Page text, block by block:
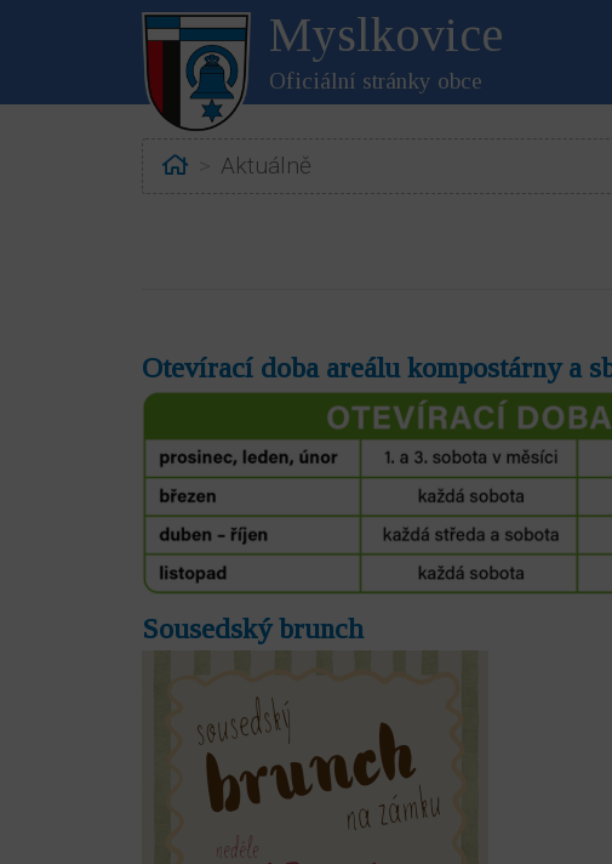
Myslkovice
Oficiální stránky obce
Home
Aktuálně
Otevírací doba areálu kompostárny a
Sousedský brunch